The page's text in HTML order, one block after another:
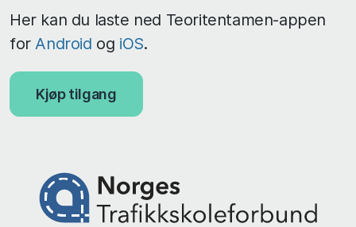
Her kan du laste ned Teoritentamen-appen
forAndroid og iOS.
Kjøp tilgang